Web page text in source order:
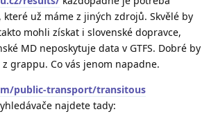
už máme z jiných zdrojů. Skvělé by
mohli získat i slovenské dopravce,
MD neposkytuje data v GTFS. Dobré by
grappu. Co vás jenom napadne.
public-transport/transitous
najdete tady: